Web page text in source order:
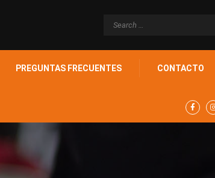
PREGUNTAS FRECUENTES CONTACTO